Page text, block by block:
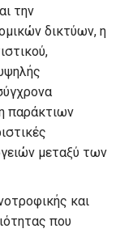
την
δικτύων, η
παράκτιων
μεταξύ των
και
που